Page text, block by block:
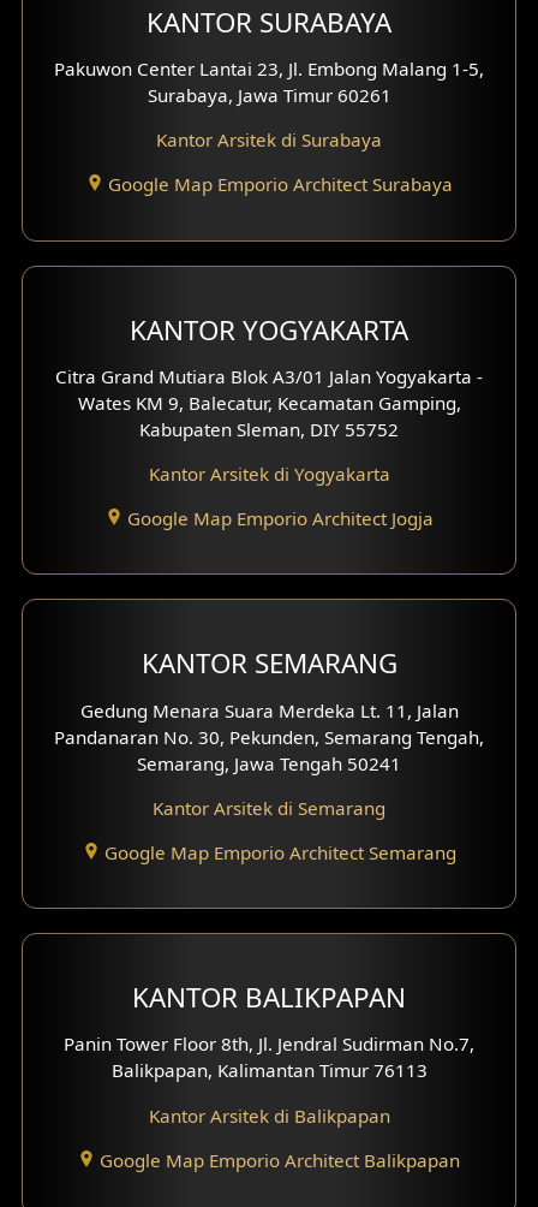
KANTOR SURABAYA
Pakuwon Center Lantai 23, Jl. Embong Malang 1-5,
Surabaya, Jawa Timur 60261
Kantor Arsitek di Surabaya
Google Map Emporio Architect Surabaya
KANTOR YOGYAKARTA
Citra Grand Mutiara Blok A3/01 Jalan Yogyakarta -
Wates KM 9, Balecatur, Kecamatan Gamping,
Kabupaten Sleman, DIY 55752
Kantor Arsitek di Yogyakarta
Google Map Emporio Architect Jogja
KANTOR SEMARANG
Gedung Menara Suara Merdeka Lt. 11, Jalan
Pandanaran No. 30, Pekunden, Semarang Tengah,
Semarang, Jawa Tengah 50241
Kantor Arsitek di Semarang
Google Map Emporio Architect Semarang
KANTOR BALIKPAPAN
Panin Tower Floor 8th, Jl. Jendral Sudirman No.7,
Balikpapan, Kalimantan Timur 76113
Kantor Arsitek di Balikpapan
Google Map Emporio Architect Balikpapan